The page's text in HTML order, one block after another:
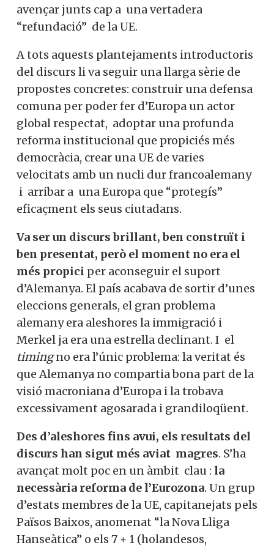
avençar junts cap a una vertadera
“refundació” de la UE.
A tots aquests plantejaments introductoris
del discurs li va seguir una llarga sèrie de
propostes concretes: construir una defensa
comuna per poder fer d’Europa un actor
global respectat, adoptar una profunda
reforma institucional que propiciés més
democràcia, crear una UE de varies
velocitats amb un nucli dur francoalemany
i arribar a una Europa que “protegís”
eficaçment els seus ciutadans.
Va ser un discurs brillant, ben construït i
ben presentat, però el moment no era el
més propici per aconseguir el suport
d’Alemanya. El país acabava de sortir d’unes
eleccions generals, el gran problema
alemany era aleshores la immigració i
Merkel ja era una estrella declinant. I el
timingno era l’únic problema: la veritat és
que Alemanya no compartia bona part de la
visió macroniana d’Europa i la trobava
excessivament agosarada i grandiloqüent.
Des d’aleshores fins avui, els resultats del
discurs han sigut més aviat magres. S’ha
avançat molt poc en un àmbit clau : la
necessària reforma de l’Eurozona. Un grup
d’estats membres de la UE, capitanejats pels
Països Baixos, anomenat “la Nova Lliga
Hanseàtica” o els 7 + 1 (holandesos,